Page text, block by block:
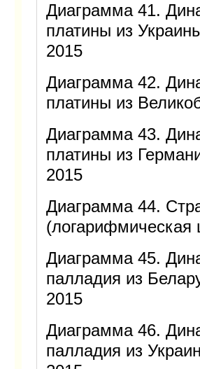
Диаграмма 41.
платины из
2015
Диаграмма 42.
платины из
Диаграмма 43.
платины из
2015
Диаграмма 44.
(логарифмическая
Диаграмма 45.
палладия из
2015
Диаграмма 46.
палладия из